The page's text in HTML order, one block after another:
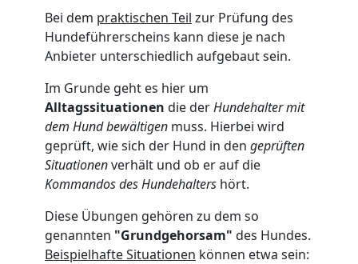
Bei dem praktischen Teil zur Prüfung des
Hundeführerscheins kann diese je nach
Anbieter unterschiedlich aufgebaut sein.
Im Grunde geht es hier um
Alltagssituationen die derHundehalter mit
dem Hund bewältigen muss. Hierbei wird
geprüft, wie sich der Hund in den geprüften
Situationenverhält und ob er auf die
Kommandos des Hundehalters hört.
Diese Übungen gehören zu dem so
genannten "Grundgehorsam" des Hundes.
Beispielhafte Situationen können etwa sein: